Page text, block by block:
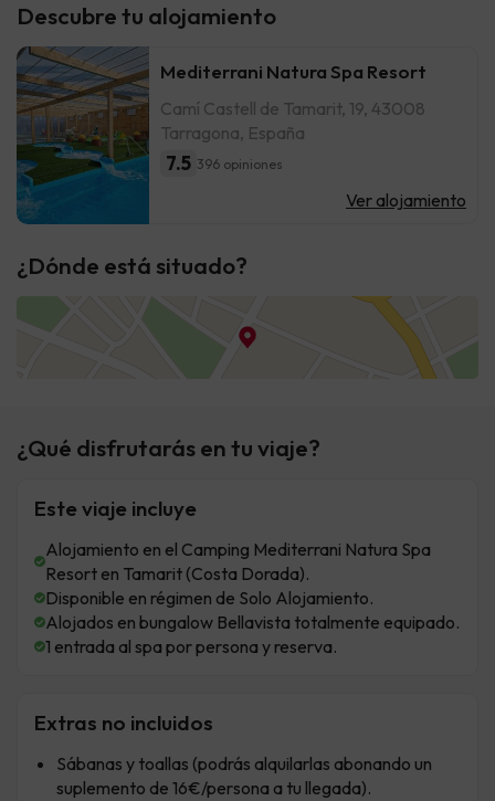
Descubre tu alojamiento
Mediterrani Natura Spa Resort
Camí Castell de Tamarit, 19, 43008
Tarragona, España
7.5 396 opiniones
Ver alojamiento
¿Dónde está situado?
¿Qué disfrutarás en tu viaje?
Este viaje incluye
Alojamiento en el Camping Mediterrani Natura Spa
Resort en Tamarit (Costa Dorada).
Disponible en régimen de Solo Alojamiento.
Alojados en bungalow Bellavista totalmente equipado.
1 entrada al spa por persona y reserva.
Extras no incluidos
Sábanas y toallas (podrás alquilarlas abonando un
suplemento de 16€/persona a tu llegada).